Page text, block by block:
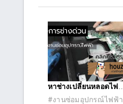
หาช่างเปลี่ยนหลอดไฟตู้
แช่
#งานซ่อมอุปกรณ์ไฟฟ้า